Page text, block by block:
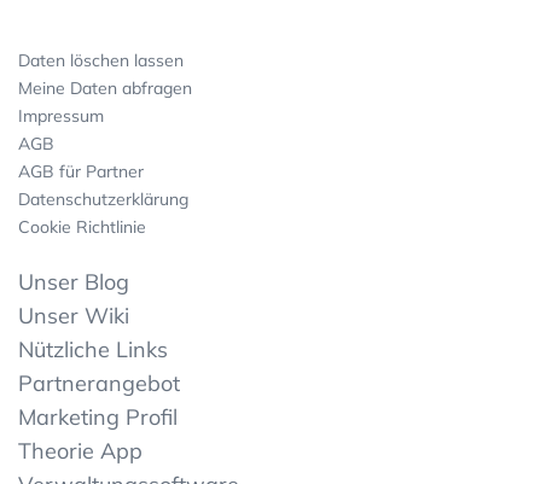
Daten löschen lassen
Meine Daten abfragen
Impressum
AGB
AGB für Partner
Datenschutzerklärung
Cookie Richtlinie
Unser Blog
Unser Wiki
Nützliche Links
Partnerangebot
Marketing Profil
Theorie App